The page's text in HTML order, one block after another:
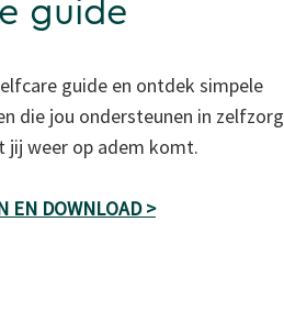
guide
guide en ontdek simpele
die jou ondersteunen in zelfzorg
jij weer op adem komt.
EN DOWNLOAD >